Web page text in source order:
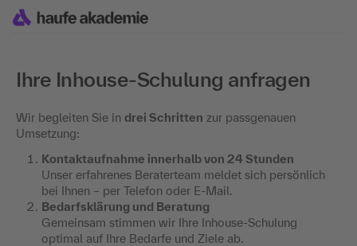
Ihre Inhouse-Schulung anfragen
Wir begleiten Sie in drei Schritten zur passgenauen
Umsetzung:
Kontaktaufnahme innerhalb von 24 Stunden
Unser erfahrenes Beraterteam meldet sich persönlich
bei Ihnen – per Telefon oder E-Mail.
Bedarfsklärung und Beratung
Gemeinsam stimmen wir Ihre Inhouse-Schulung
optimal auf Ihre Bedarfe und Ziele ab.